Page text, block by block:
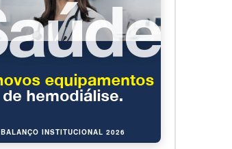
BALANÇO INSTITUCIONAL 2026